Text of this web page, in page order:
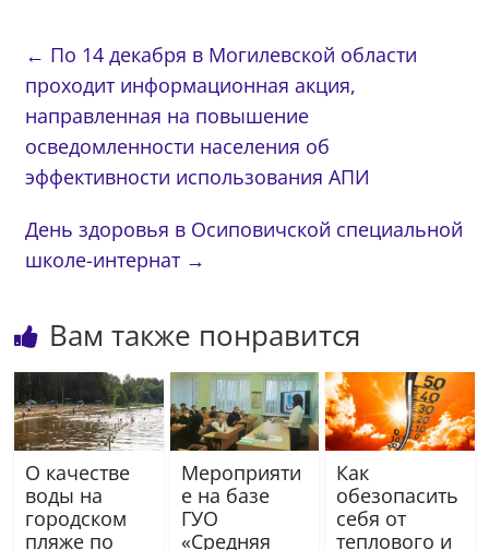
← По 14 декабря в Могилевской области
проходит информационная акция,
направленная на повышение
осведомленности населения об
эффективности использования АПИ
День здоровья в Осиповичской специальной
школе-интернат →
Вам также понравится
О качестве
воды на
городском
пляже по
Мероприяти
е на базе
ГУО
«Средняя
Как
обезопасить
себя от
теплового и